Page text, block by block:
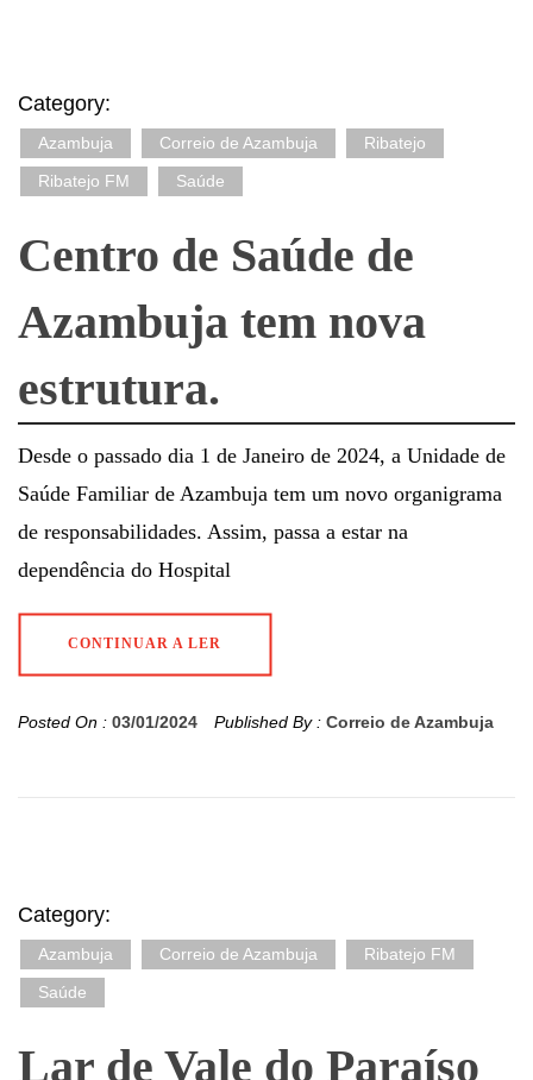
Category:
Azambuja Correio de Azambuja
Ribatejo
Ribatejo FM
Saúde
Centro de Saúde de
Azambuja tem nova
estrutura.
Desde o passado dia 1 de Janeiro de 2024, a Unidade de
Saúde Familiar de Azambuja tem um novo organigrama
de responsabilidades. Assim, passa a estar na
dependência do Hospital
CONTINUAR A LER
Posted On : 03/01/2024 Published By : Correio de Azambuja
Category:
Azambuja Correio de Azambuja
Ribatejo FM
Saúde
Lar de Vale do Paraíso